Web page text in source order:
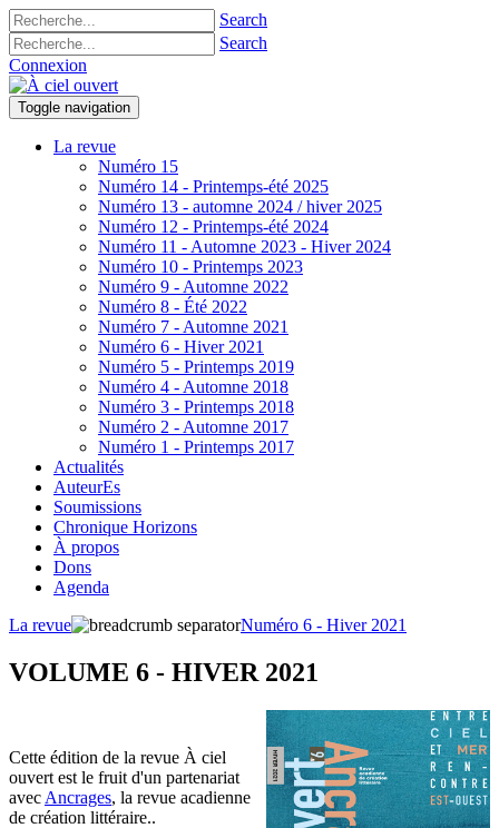
Search
Search
Connexion
Toggle navigation
La revue
Numéro 15
Numéro 14 - Printemps-été 2025
Numéro 13 - automne 2024 / hiver 2025
Numéro 12 - Printemps-été 2024
Numéro 11 - Automne 2023 - Hiver 2024
Numéro 10 - Printemps 2023
Numéro 9 - Automne 2022
Numéro 8 - Été 2022
Numéro 7 - Automne 2021
Numéro 6 - Hiver 2021
Numéro 5 - Printemps 2019
Numéro 4 - Automne 2018
Numéro 3 - Printemps 2018
Numéro 2 - Automne 2017
Numéro 1 - Printemps 2017
Actualités
AuteurEs
Soumissions
Chronique Horizons
À propos
Dons
Agenda
La revue
Numéro 6 - Hiver 2021
VOLUME 6 - HIVER 2021
Cette édition de la revue À ciel
ouvert est le fruit d'un partenariat
avec Ancrages, la revue acadienne
de création littéraire..